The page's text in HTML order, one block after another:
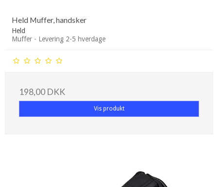
Held Muffer, handsker
Held
Muffer - Levering 2-5 hverdage
198,00 DKK
Vis produkt